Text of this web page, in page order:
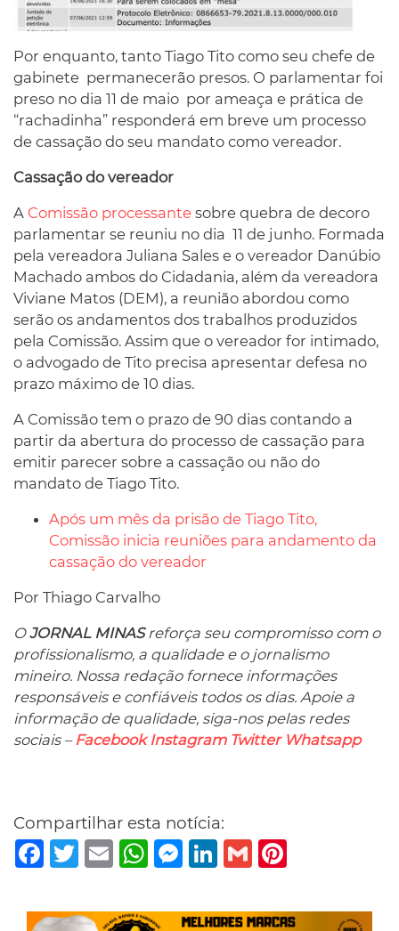
Por enquanto, tanto Tiago Tito como seu chefe de
gabinete permanecerão presos. O parlamentar foi
preso no dia 11 de maio por ameaça e prática de
“rachadinha” responderá em breve um processo
de cassação do seu mandato como vereador.
Cassação do vereador
A Comissão processante sobre quebra de decoro
parlamentar se reuniu no dia 11 de junho. Formada
pela vereadora Juliana Sales e o vereador Danúbio
Machado ambos do Cidadania, além da vereadora
Viviane Matos (DEM), a reunião abordou como
serão os andamentos dos trabalhos produzidos
pela Comissão. Assim que o vereador for intimado,
o advogado de Tito precisa apresentar defesa no
prazo máximo de 10 dias.
A Comissão tem o prazo de 90 dias contando a
partir da abertura do processo de cassação para
emitir parecer sobre a cassação ou não do
mandato de Tiago Tito.
Após um mês da prisão de Tiago Tito,
Comissão inicia reuniões para andamento da
cassação do vereador
Por Thiago Carvalho
OJORNAL MINASreforça seu compromisso com o
profissionalismo, a qualidade e o jornalismo
mineiro. Nossa redação fornece informações
responsáveis ​​e confiáveis ​​todos os dias. Apoie a
informação de qualidade, siga-nos pelas redes
sociais – Facebook Instagram Twitter Whatsapp
Compartilhar esta notícia:
Facebook
TwitterEmail WhatsAppMessenger
LinkedIn
Gmail